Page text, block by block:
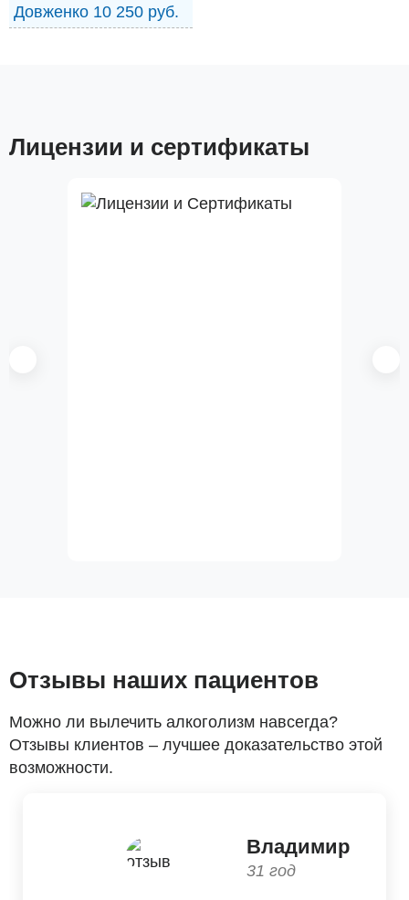
Довженко 10 250 руб.
Лицензии и сертификаты
Отзывы наших пациентов
Можно ли вылечить алкоголизм навсегда?
Отзывы клиентов – лучшее доказательство этой
возможности.
Владимир
31 год